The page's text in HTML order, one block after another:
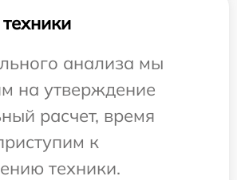
анализа мы
на утверждение
расчет, время
к
техники.